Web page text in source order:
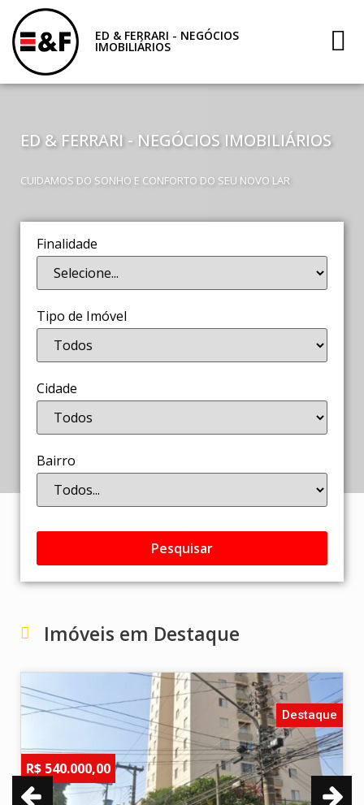
ED & FERRARI - NEGÓCIOS
IMOBILIÁRIOS
CUIDAMOS DO SONHO E CONFORTO DO SEU NOVO LAR
ED & FERRARI - NEGÓCIOS IMOBILIÁRIOS
Finalidade
Tipo de Imóvel
Cidade
Bairro
Pesquisar
Imóveis em Destaque
R$ 540.000,00
Destaque